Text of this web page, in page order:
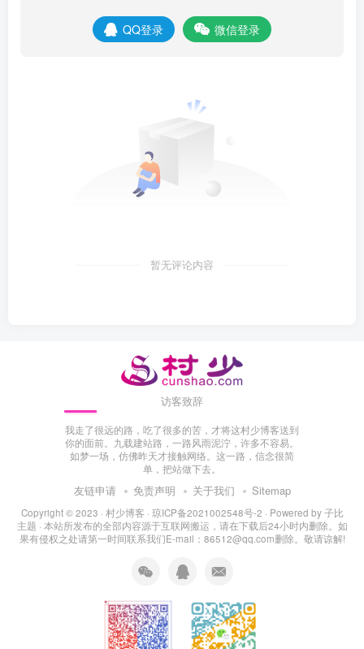
QQ登录 微信登录
暂无评论内容
访客致辞
我走了很远的路，吃了很多的苦，才将这村少博客送到
你的面前。九载建站路，一路风雨泥泞，许多不容易。
如梦一场，仿佛昨天才接触网络。这一路，信念很简
单，把站做下去。
友链申请 免责声明 关于我们 Sitemap
Copyright © 2023 · 村少博客 · 琼ICP备2021002548号-2 · Powered by子比
主题 · 本站所发布的全部内容源于互联网搬运，请在下载后24小时内删除。如
果有侵权之处请第一时间联系我们E-mail：86512@qq.com删除。敬请谅解!